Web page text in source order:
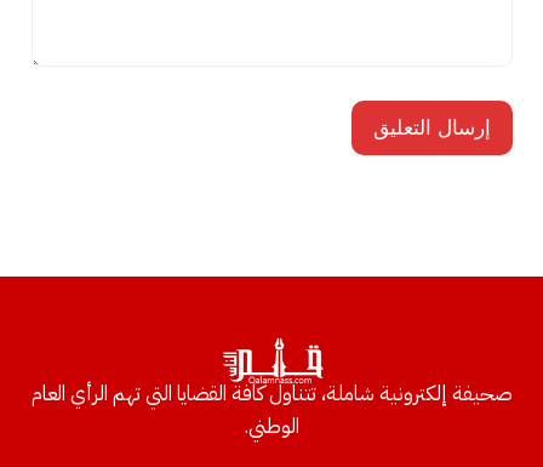
صحيفة إلكترونية شاملة، تتناول كافة القضايا التي تهم الرأي العام
الوطني.